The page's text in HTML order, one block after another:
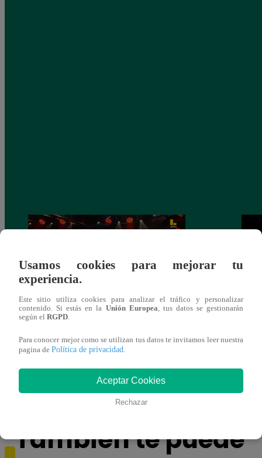
Montañez rompe la racha de empates y le
gana a Pedro Infante!
También te puede
Usamos cookies para mejorar tu
experiencia.
Este sitio utiliza cookies para analizar el tráfico y personalizar
contenido. Si estás en la Unión Europea, tus datos se gestionarán
según el RGPD.
Para conocer mejor como se utilizan tus datos te invitamos leer nuestra
pagina de Política de privacidad.
Aceptar Cookies
Rechazar